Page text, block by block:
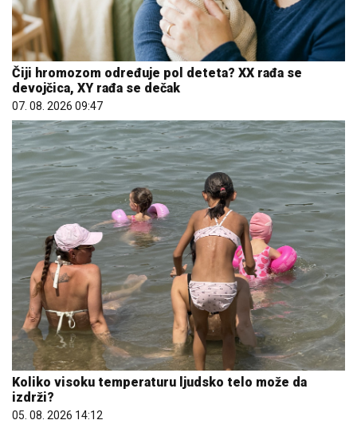
Čiji hromozom određuje pol deteta? XX rađa se
devojčica, XY rađa se dečak
07. 08. 2026 09:47
Koliko visoku temperaturu ljudsko telo može da
izdrži?
05. 08. 2026 14:12